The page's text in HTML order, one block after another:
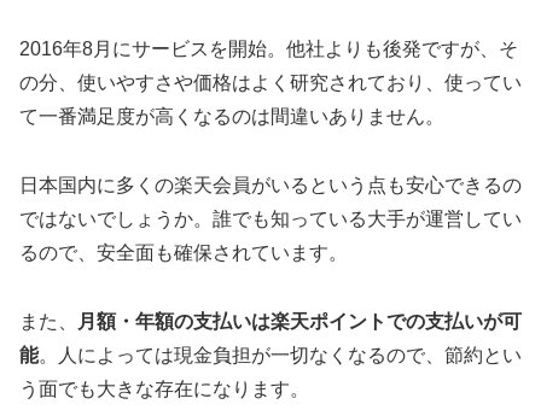
2016年8月にサービスを開始。他社よりも後発ですが、そ
の分、使いやすさや価格はよく研究されており、 使ってい
て一番満足度が高くなるのは間違いありません。
日本国内に多くの楽天会員がいるという点も安心できるの
ではないでしょうか。誰でも知っている大手が運営してい
るので、安全面も確保されています。
また、
月額・年額の支払いは楽天ポイントでの支払いが可
能。人によっては現金負担が一切なくなるので、節約とい
う面でも大きな存在になります。